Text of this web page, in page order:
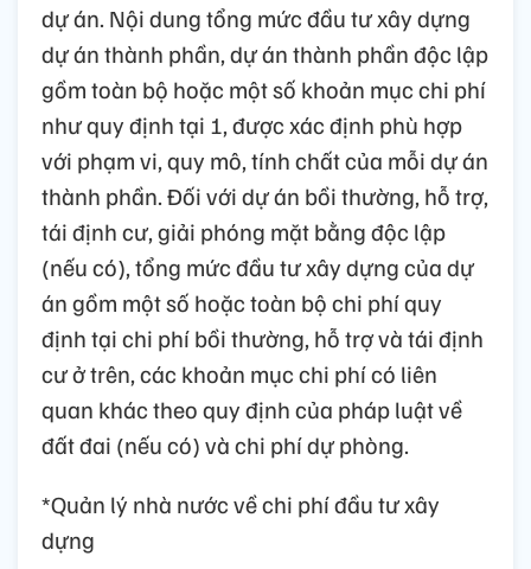
dự án. Nội dung tổng mức đầu tư xây dựng
dự án thành phần, dự án thành phần độc lập
gồm toàn bộ hoặc một số khoản mục chi phí
như quy định tại 1, được xác định phù hợp
với phạm vi, quy mô, tính chất của mỗi dự án
thành phần. Đối với dự án bồi thường, hỗ trợ,
tái định cư, giải phóng mặt bằng độc lập
(nếu có), tổng mức đầu tư xây dựng của dự
án gồm một số hoặc toàn bộ chi phí quy
định tại chi phí bồi thường, hỗ trợ và tái định
cư ở trên, các khoản mục chi phí có liên
quan khác theo quy định của pháp luật về
đất đai (nếu có) và chi phí dự phòng.
*Quản lý nhà nước về chi phí đầu tư xây
dựng